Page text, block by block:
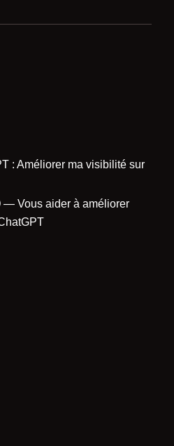
: Améliorer ma visibilité sur
— Vous aider à améliorer